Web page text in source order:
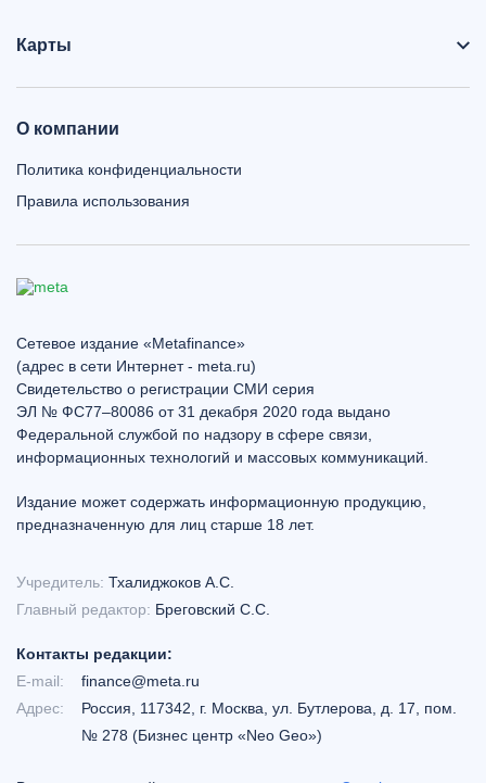
Карты
О компании
Политика конфиденциальности
Правила использования
Сетевое издание «Metafinance»
(адрес в сети Интернет - meta.ru)
Свидетельство о регистрации СМИ серия
ЭЛ № ФС77–80086 от 31 декабря 2020 года выдано
Федеральной службой по надзору в сфере связи,
информационных технологий и массовых коммуникаций.
Издание может содержать информационную продукцию,
предназначенную для лиц старше 18 лет.
Учредитель: Тхалиджоков А.С.
Главный редактор: Бреговский С.С.
Контакты редакции:
E-mail:
finance@meta.ru
Адрес:
Россия, 117342, г. Москва, ул. Бутлерова, д. 17, пом.
№ 278 (Бизнес центр «Neo Geo»)